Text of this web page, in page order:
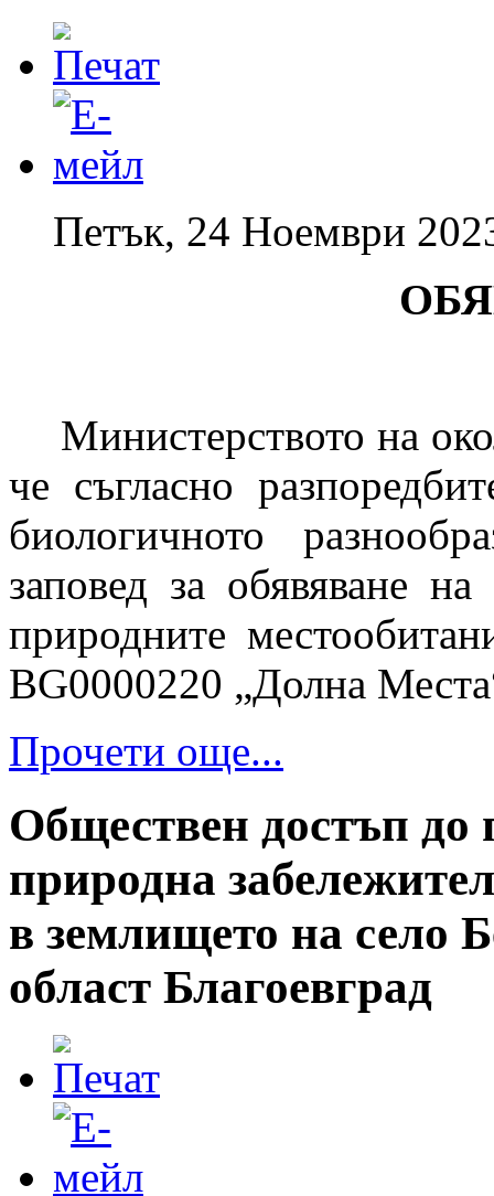
Петък, 24 Ноември
ОБЯ
Министерството на
че съгласно
биологичното
заповед за обявяване
природните
BG0000220 „Долна
Прочети още...
Обществен достъп до
природна
в землището на село
област Благоевград